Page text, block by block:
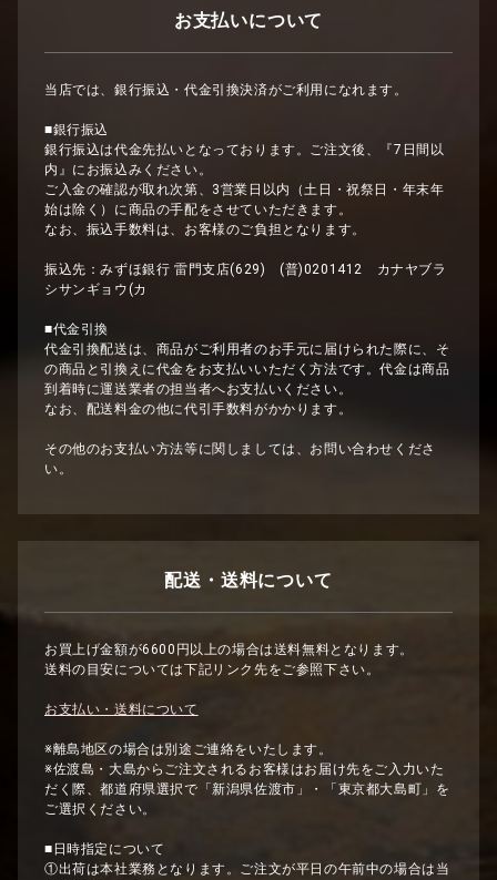
お支払いについて
当店では、銀行振込・代金引換決済がご利用になれます。
■銀行振込
銀行振込は代金先払いとなっております。ご注文後、『7日間以
内』にお振込みください。
ご入金の確認が取れ次第、3営業日以内（土日・祝祭日・年末年
始は除く）に商品の手配をさせていただきます。
なお、振込手数料は、お客様のご負担となります。
振込先：みずほ銀行 雷門支店(629) (普)0201412 カナヤブラ
シサンギョウ(カ
■代金引換
代金引換配送は、商品がご利用者のお手元に届けられた際に、そ
の商品と引換えに代金をお支払いいただく方法です。代金は商品
到着時に運送業者の担当者へお支払いください。
なお、配送料金の他に代引手数料がかかります。
その他のお支払い方法等に関しましては、お問い合わせくださ
い。
配送・送料について
お買上げ金額が6600円以上の場合は送料無料となります。
送料の目安については下記リンク先をご参照下さい。
お支払い・送料について
※離島地区の場合は別途ご連絡をいたします。
※佐渡島・大島からご注文されるお客様はお届け先をご入力いた
だく際、都道府県選択で「新潟県佐渡市」・「東京都大島町」を
ご選択ください。
■日時指定について
①出荷は本社業務となります。ご注文が平日の午前中の場合は当